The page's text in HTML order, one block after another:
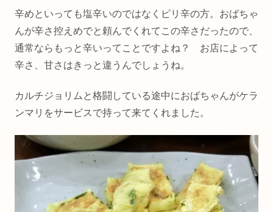
辛めといっても塩辛いのではなくピリ辛の方。おばちゃ
んが辛さ控えめでと頼んでくれてこの辛さだったので、
通常ならもっと辛いってことですよね？ お店によって
辛さ、甘さはきっと違うんでしょうね。
カルチジョリムと格闘している途中におばちゃんがケラ
ンマリをサービスで持って来てくれました。